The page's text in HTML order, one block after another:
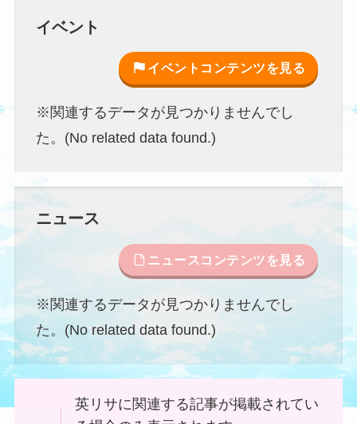
イベント
イベントコンテンツを見る
※関連するデータが見つかりませんでし
た。(No related data found.)
ニュース
ニュースコンテンツを見る
※関連するデータが見つかりませんでし
た。(No related data found.)
英リサに関連する記事が掲載されてい